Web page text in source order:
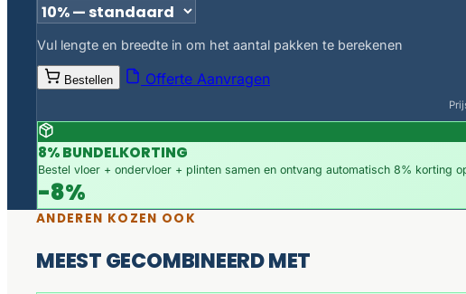
Vul lengte en breedte in om het aantal pakken te berekenen
Bestellen Offerte Aanvragen
8% BUNDELKORTING
Bestel vloer + ondervloer + plinten samen en ontvang automatisch 8% korting
-8%
ANDEREN KOZEN OOK
MEEST GECOMBINEERD MET